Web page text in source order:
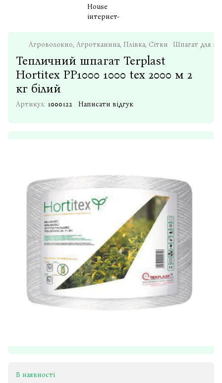
Агроволокно, Агротканина, Плівка, Сітки Шпагат для
Тепличний шпагат Terplast
Hortitex PP1000 1000 tex 2000 м 2
кг білий
Артикул: 1000122 Написати відгук
В наявності